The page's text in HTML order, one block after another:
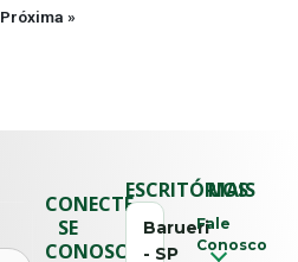
Próxima »
CONECTE-
SE
CONOSCO
ESCRITÓRIOS
Barueri
- SP
MAIS
Fale
Conosco